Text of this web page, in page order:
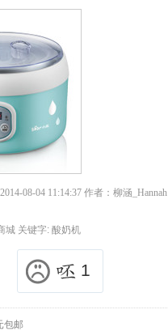
08-04 11:14:37 作者：柳涵_Hannah
城关键字: 酸奶机
1
包邮
淘宝优惠券+淘宝返利